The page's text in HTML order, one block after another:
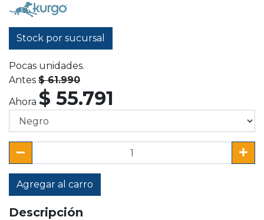
Stock por sucursal
Pocas unidades.
Antes $ 61.990
Ahora $ 55.791
Agregar al carro
Descripción